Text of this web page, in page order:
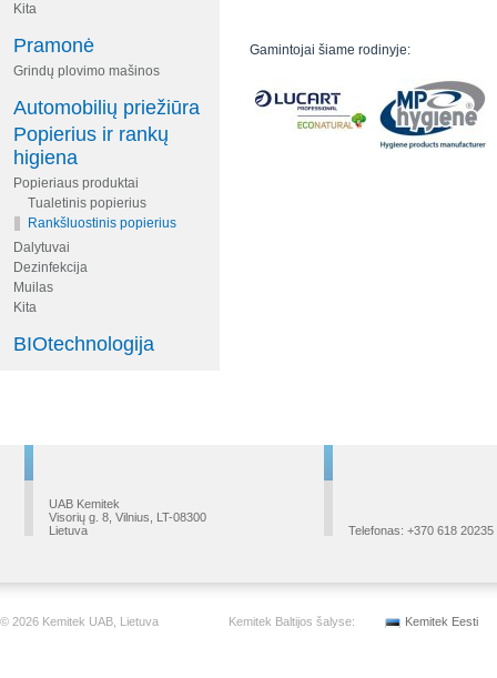
Kita
Pramonė
Grindų plovimo mašinos
Automobilių priežiūra
Popierius ir rankų
higiena
Popieriaus produktai
Tualetinis popierius
Rankšluostinis popierius
Dalytuvai
Dezinfekcija
Muilas
Kita
BIOtechnologija
Gamintojai šiame rodinyje:
UAB Kemitek
Visorių g. 8, Vilnius, LT-08300
Lietuva
Telefonas: +370 618 20235
© 2026 Kemitek UAB, Lietuva Kemitek Baltijos šalyse: Kemitek Eesti